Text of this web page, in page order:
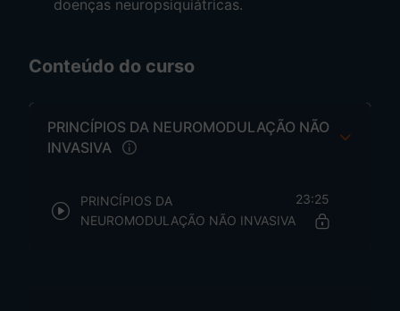
doenças neuropsiquiátricas.
Conteúdo do curso
PRINCÍPIOS DA NEUROMODULAÇÃO NÃO
INVASIVA
PRINCÍPIOS DA
NEUROMODULAÇÃO NÃO INVASIVA
23:25